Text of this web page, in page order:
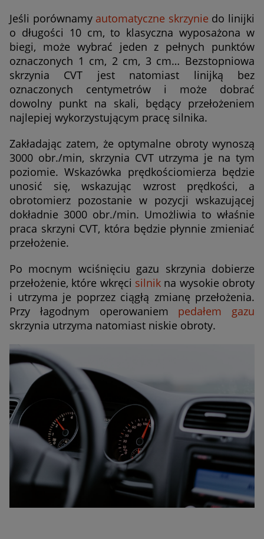
Jeśli porównamy automatyczne skrzynie do linijki
o długości 10 cm, to klasyczna wyposażona w
biegi, może wybrać jeden z pełnych punktów
oznaczonych 1 cm, 2 cm, 3 cm… Bezstopniowa
skrzynia CVT jest natomiast linijką bez
oznaczonych centymetrów i może dobrać
dowolny punkt na skali, będący przełożeniem
najlepiej wykorzystującym pracę silnika.
Zakładając zatem, że optymalne obroty wynoszą
3000 obr./min, skrzynia CVT utrzyma je na tym
poziomie. Wskazówka prędkościomierza będzie
unosić się, wskazując wzrost prędkości, a
obrotomierz pozostanie w pozycji wskazującej
dokładnie 3000 obr./min. Umożliwia to właśnie
praca skrzyni CVT, która będzie płynnie zmieniać
przełożenie.
Po mocnym wciśnięciu gazu skrzynia dobierze
przełożenie, które wkręci silnik na wysokie obroty
i utrzyma je poprzez ciągłą zmianę przełożenia.
Przy łagodnym operowaniem pedałem gazu
skrzynia utrzyma natomiast niskie obroty.